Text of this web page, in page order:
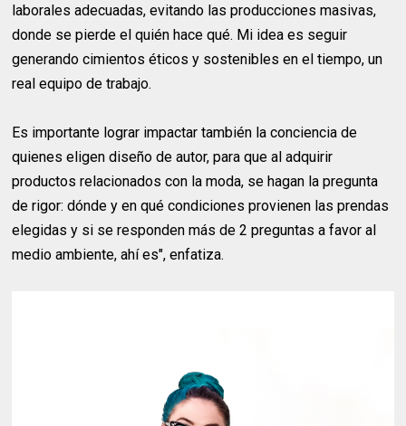
laborales adecuadas, evitando las producciones masivas,
donde se pierde el quién hace qué. Mi idea es seguir
generando cimientos éticos y sostenibles en el tiempo, un
real equipo de trabajo.
Es importante lograr impactar también la conciencia de
quienes eligen diseño de autor, para que al adquirir
productos relacionados con la moda, se hagan la pregunta
de rigor: dónde y en qué condiciones provienen las prendas
elegidas y si se responden más de 2 preguntas a favor al
medio ambiente, ahí es", enfatiza.